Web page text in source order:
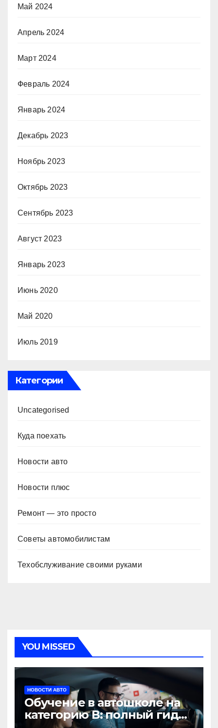
Май 2024
Апрель 2024
Март 2024
Февраль 2024
Январь 2024
Декабрь 2023
Ноябрь 2023
Октябрь 2023
Сентябрь 2023
Август 2023
Январь 2023
Июнь 2020
Май 2020
Июль 2019
Категории
Uncategorised
Куда поехать
Новости авто
Новости плюс
Ремонт — это просто
Советы автомобилистам
Техобслуживание своими руками
YOU MISSED
НОВОСТИ АВТО
Обучение в автошколе на
категорию В: полный гид